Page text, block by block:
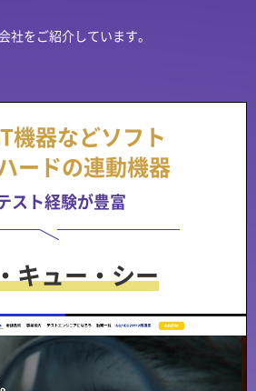
社をご紹介しています。
機器などソフト
ードの連動機器
スト経験が豊富
キュー・シー